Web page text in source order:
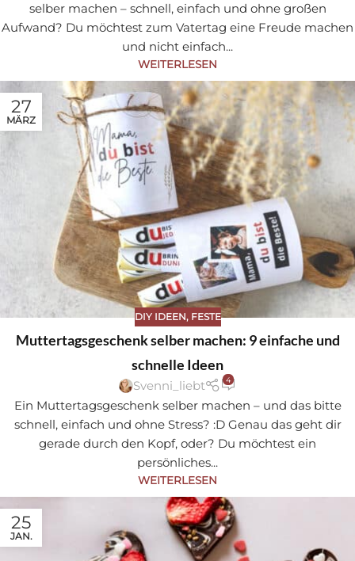
selber machen – schnell, einfach und ohne großen
Aufwand? Du möchtest zum Vatertag eine Freude machen
und nicht einfach...
WEITERLESEN
27
MÄRZ
DIY IDEEN, FESTE
Muttertagsgeschenk selber machen: 9 einfache und
schnelle Ideen
Svenni_liebt 4
Ein Muttertagsgeschenk selber machen – und das bitte
schnell, einfach und ohne Stress? :D Genau das geht dir
gerade durch den Kopf, oder? Du möchtest ein
persönliches...
WEITERLESEN
25
JAN.